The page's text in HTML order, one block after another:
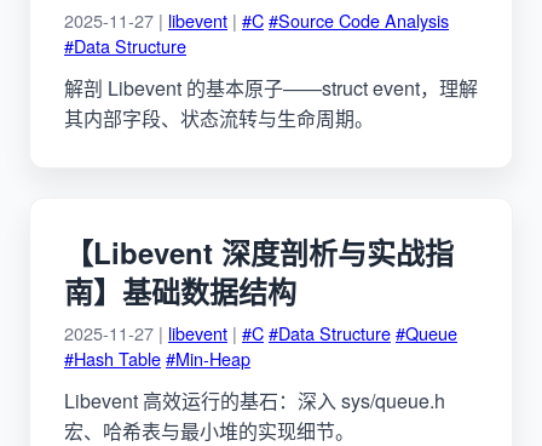
2025-11-27 | libevent | #C#Source Code Analysis
#Data Structure
解剖 Libevent 的基本原子——struct event，理解
其内部字段、状态流转与生命周期。
【Libevent 深度剖析与实战指
南】基础数据结构
2025-11-27 | libevent | #C#Data Structure#Queue
#Hash Table#Min-Heap
Libevent 高效运行的基石：深入 sys/queue.h
宏、哈希表与最小堆的实现细节。